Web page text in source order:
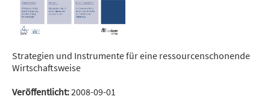
Strategien und Instrumente für eine ressourcenschonende
Wirtschaftsweise
Veröffentlicht:2008-09-01